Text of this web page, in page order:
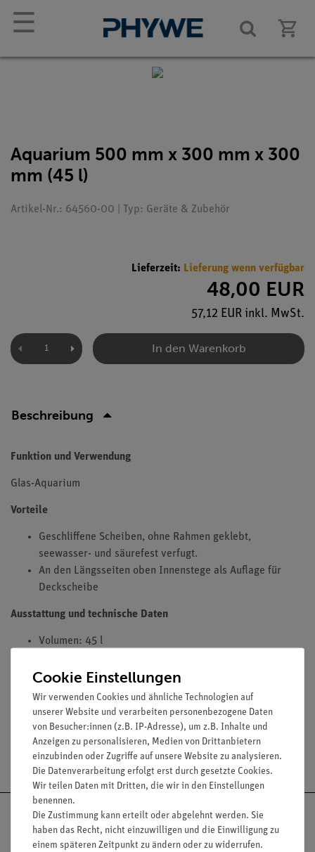
☰
Aquarium 500 mm x 300 mm x 300
mm (45 l)
Artikel-Nr.: 64560-00 | Typ: Geräte & Zubehör
Lieferzeit: Lieferung wenn verfügbar
48,00 EUR
57,12 EUR inkl. MwSt.
In den Warenkorb
Beschreibung
Funktion und Verwendung
Glas-Aquarium
Vorteile
Geschliffene Scheiben, ohne Rahmen geklebt,
seewasser- und säurefest verfugt.
An den Längsseiten oben Innenstege als Auflage für
Deckscheibe
Ausstattung und technische Daten
Volumen: 45 l
Versandkostenfrei ab 300,- €
Cookie Einstellungen
Wir verwenden Cookies und ähnliche Technologien auf
unserer Website und verarbeiten personenbezogene Daten
von Besucher:innen (z.B. IP-Adresse), um z.B. Inhalte und
Anzeigen zu personalisieren, Medien von Drittanbietern
einzubinden oder Zugriffe auf unsere Website zu analysieren.
Die Datenverarbeitung erfolgt erst durch gesetzte Cookies.
Wir teilen Daten mit Dritten, die wir in den Einstellungen
benennen.
Die Zustimmung kann erteilt oder abgelehnt werden. Sie
haben das Recht, nicht einzuwilligen und die Einwilligung zu
einem späteren Zeitpunkt zu ändern oder zu widerrufen.